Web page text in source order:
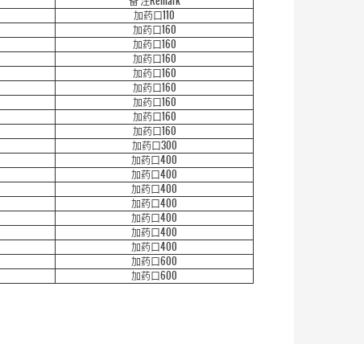
加药口110
加药口160
加药口160
加药口160
加药口160
加药口160
加药口160
加药口160
加药口160
加药口300
加药口400
加药口400
加药口400
加药口400
加药口400
加药口400
加药口400
加药口600
加药口600